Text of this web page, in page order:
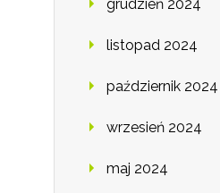
grudzień 2024
listopad 2024
październik 2024
wrzesień 2024
maj 2024